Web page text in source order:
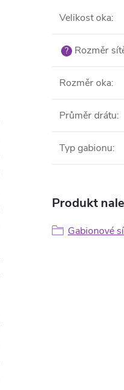
Velikost oka:
? Rozměr
Rozměr oka:
Průměr drátu:
Typ gabionu:
Produkt
Gabionové